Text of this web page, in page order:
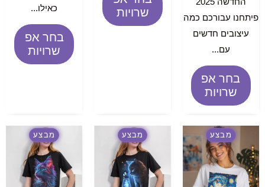
פיתחנו עבורכם כמה
עיצובים חדשים
עם...
בחר אפ
שרויות
שרויות
כאילו...
בחר אפ
שרויות
מבצע מבצע מבצע